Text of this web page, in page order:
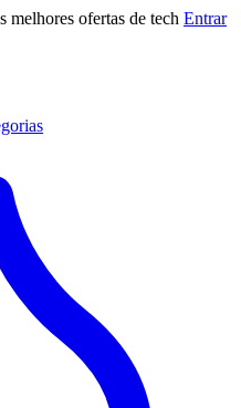
melhores ofertas de tech Entrar